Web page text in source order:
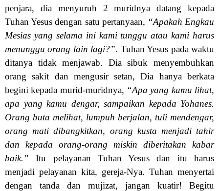
penjara, dia menyuruh 2 muridnya datang kepada
Tuhan Yesus dengan satu pertanyaan, “Apakah Engkau
Mesias yang selama ini kami tunggu atau kami harus
menunggu orang lain lagi?”. Tuhan Yesus pada waktu
ditanya tidak menjawab. Dia sibuk menyembuhkan
orang sakit dan mengusir setan, Dia hanya berkata
begini kepada murid-muridnya, “Apa yang kamu lihat,
apa yang kamu dengar, sampaikan kepada Yohanes.
Orang buta melihat, lumpuh berjalan, tuli mendengar,
orang mati dibangkitkan, orang kusta menjadi tahir
dan kepada orang-orang miskin diberitakan kabar
baik.” Itu pelayanan Tuhan Yesus dan itu harus
menjadi pelayanan kita, gereja-Nya. Tuhan menyertai
dengan tanda dan mujizat, jangan kuatir! Begitu